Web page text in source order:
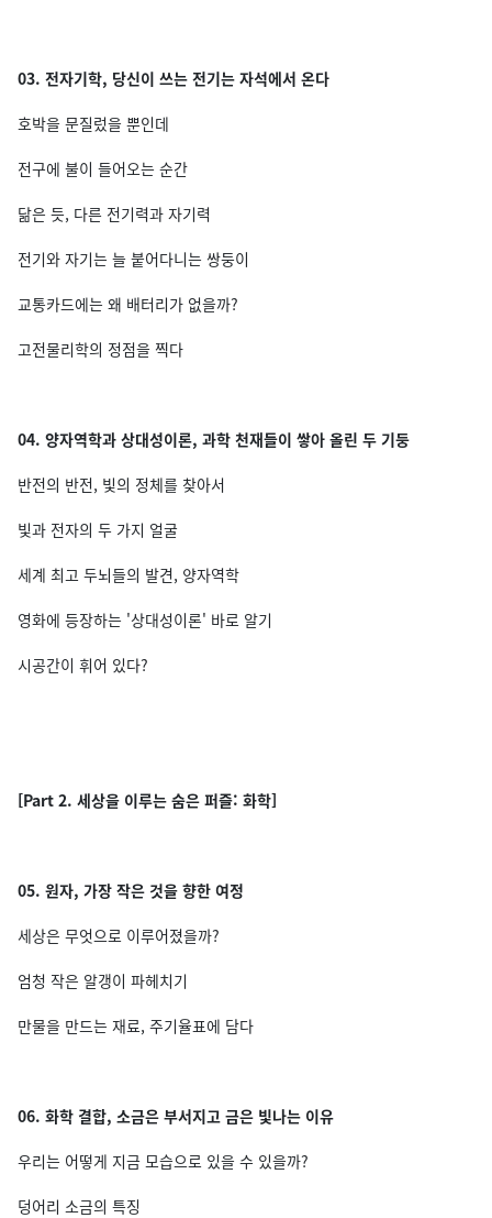
03. 전자기학, 당신이 쓰는 전기는 자석에서 온다
호박을 문질렀을 뿐인데
전구에 불이 들어오는 순간
닮은 듯, 다른 전기력과 자기력
전기와 자기는 늘 붙어다니는 쌍둥이
교통카드에는 왜 배터리가 없을까?
고전물리학의 정점을 찍다
04. 양자역학과 상대성이론, 과학 천재들이 쌓아 올린 두 기둥
반전의 반전, 빛의 정체를 찾아서
빛과 전자의 두 가지 얼굴
세계 최고 두뇌들의 발견, 양자역학
영화에 등장하는 '상대성이론' 바로 알기
시공간이 휘어 있다?
[Part 2. 세상을 이루는 숨은 퍼즐: 화학]
05. 원자, 가장 작은 것을 향한 여정
세상은 무엇으로 이루어졌을까?
엄청 작은 알갱이 파헤치기
만물을 만드는 재료, 주기율표에 담다
06. 화학 결합, 소금은 부서지고 금은 빛나는 이유
우리는 어떻게 지금 모습으로 있을 수 있을까?
덩어리 소금의 특징